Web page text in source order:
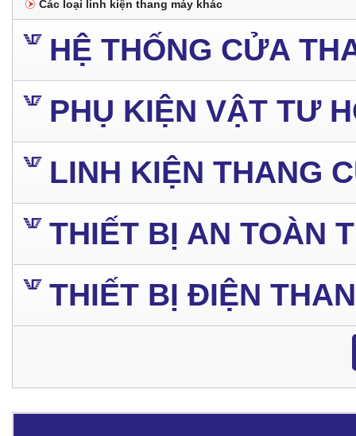
Các loại linh kiện thang máy khác
HỆ THỐNG CỬA
PHỤ KIỆN VẬT TƯ
LINH KIỆN THANG
THIẾT BỊ AN TOÀN
THIẾT BỊ ĐIỆN